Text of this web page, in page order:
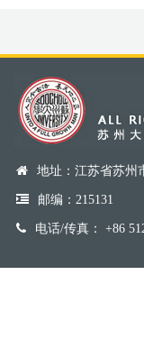
地址：江苏省苏州
邮编：215131
电话/传真： +86